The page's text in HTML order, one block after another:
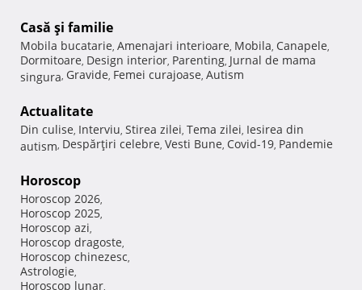
Casă şi familie
Mobila bucatarie, Amenajari interioare, Mobila, Canapele,
Dormitoare, Design interior, Parenting, Jurnal de mama
singura, Gravide, Femei curajoase, Autism
Actualitate
Din culise, Interviu, Stirea zilei, Tema zilei, Iesirea din
autism, Despărţiri celebre, Vesti Bune, Covid-19, Pandemie
Horoscop
Horoscop 2026,
Horoscop 2025,
Horoscop azi,
Horoscop dragoste,
Horoscop chinezesc,
Astrologie,
Horoscop lunar,